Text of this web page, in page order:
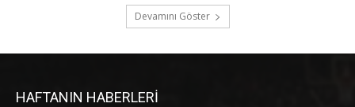
Devamını Göster
HAFTANIN HABERLERİ